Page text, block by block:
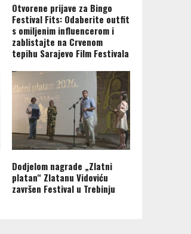
Otvorene prijave za Bingo
Festival Fits: Odaberite outfit
s omiljenim influencerom i
zablistajte na Crvenom
tepihu Sarajevo Film Festivala
Dodjelom nagrade „Zlatni
platan“ Zlatanu Vidoviću
završen Festival u Trebinju